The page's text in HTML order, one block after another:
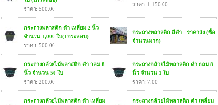
ราคา: 500.00
ราคา: 1,150.00
กระถางพลาสติก ดำ เหลี่ยม 2 นิ้ว
จำนวน 1,000 ใบ(1กระสอบ)
ราคา: 500.00
กระถางพลาสติก สีดำ --ราคาส่ง (ซื้อ
จำนวนมาก)
กระถางกล้วยไม้พลาสติก ดำ กลม 8
นิ้ว จำนวน 50 ใบ
ราคา: 200.00
กระถางกล้วยไม้พลาสติก ดำ กลม 8
นิ้ว จำนวน 1 ใบ
ราคา: 7.00
กระถางกล้วยไม้พลาสติก ดำ เหลี่ยม
กระถางกล้วยไม้พลาสติก ดำ เหลี่ยม